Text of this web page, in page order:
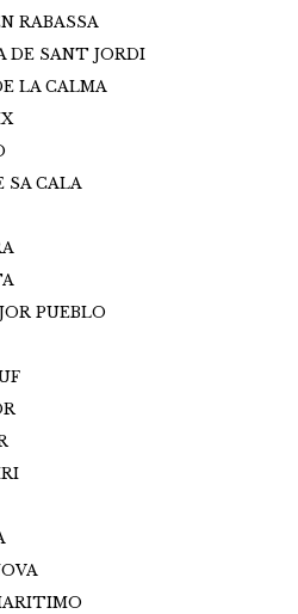
RABASSA
SANT JORDI
LA CALMA
CALA
PUEBLO